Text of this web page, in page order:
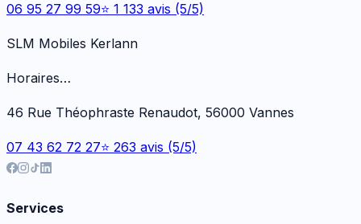
06 95 27 99 59⭐ 1 133 avis (5/5)
SLM Mobiles Kerlann
Horaires…
46 Rue Théophraste Renaudot, 56000 Vannes
07 43 62 72 27⭐ 263 avis (5/5)
Services